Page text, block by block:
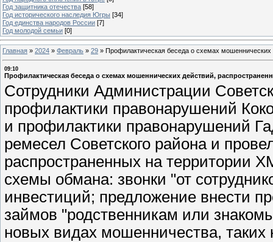
Год защитника отечества [58]
Год исторического наследия Югры [34]
Год единства народов России [7]
Год молодой семьи [0]
Главная » 2024 » Февраль » 29 » Профилактическая беседа о схемах
09:10
Профилактическая беседа о схемах мошеннических действий,
Сотрудники Администрации
профилактики правонарушений
и профилактики правонарушений
ремесел Советского района и
распространенных на территории
схемы обмана: звонки "от
инвестиций; предложение внести
займов "родственникам или
новых видах мошенничества, таких